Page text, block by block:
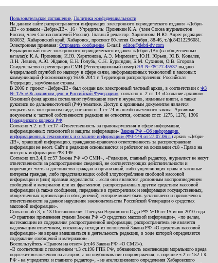
Пользовательское соглашение Политика конфиденциальности
На данном сайте распространяется информация электронного периодического издания «Дебри-
ДВ» со знаком «Дебри-ДВ». 16+ Учредитель: Пронякин К.А. (член Союза журналистов
России, член Союза писателей России). Главный редактор: Харитонова И.Ю. Адрес редакции:
680032, Хабаровский край, Хабаровск, проспект 60-летия Октября, 88-46, т./ф.84212296081.
Электронная приемная: Отправить сообщение . E-mail: editor@debri-dv.com
Редакционный совет электронного периодического издания «Дебри-ДВ» (на общественных
началах): К.А. Пронякин, И.Ю. Харитонова, А.Э. Мирмович, Ю.Н. Юрьев, Ю.В. Ковалев,
Л.Н. Левина, А.Ю. Жданов, Е.Н. Голубь, С.Н. Бурындин, Б.М. Сухинин, О.В. Егорова
Свидетельство о регистрации СМИ (Регистрационный номер) ЭЛ № ФС77-45537 выдано
Федеральной службой по надзору в сфере связи, информационных технологий и массовых
коммуникаций (Роскомнадзор) 16.06.2011 г. Территория распространения: Российская
Федерация, зарубежные страны.
В 2006 г. проект «Дебри-ДВ» был создан как электронный частный архив, в соответствии с ФЗ
№ 125 «Об архивном деле в Российской Федерации» , согласно п. 2 ст. 13 «Создание архивов».
Основной фонд архива составляют публикации газет и журналов, изданные книги, а также
рукописи по дальневосточной (РФ) тематике. Доступ к архивным документам является
открытым в электронном виде, согласно п. 1 ст. 24 вышеобозначенного закона. Архивные
документы к частной собственности редакции не относятся, согласно ст.ст. 1275, 1276, 1306
Гражданского кодекса РФ
Согласно ч.2. п.3. ст.17 «Ответственность за правонарушения в сфере информации,
информационных технологий и защиты информации» Закона РФ «Об информации,
информационных технологиях и о защите информации» (ФЗ-149 от 27.07.06 г.) архив «Дебри-
ДВ», хранящий информацию, гражданско-правовую ответственность за распространение
информации не несет. Сайт и редакция основываются и работают на основании ст.8 «Право на
доступ к информации» ФЗ-149.
Согласно пп.3,4,6 ст.57 Закона РФ «О СМИ», «Редакция, главный редактор, журналист не несут
ответственности за распространение сведений, не соответствующих действительности и
порочащих честь и достоинство граждан и организаций, либо ущемляющих права и законные
интересы граждан, либо представляющих собой злоупотребление свободой массовой
информации и (или) правами журналиста: ...если они являются дословным воспроизведением
сообщений и материалов или их фрагментов, распространенных другим средством массовой
информации (а также сообщения, переданные в пресс-релизах и информация государственных,
общественных организаций и объединений), которое может быть установлено и привлечено к
ответственности за данное нарушение законодательства Российской Федерации о средствах
массовой информации».
Согласно абз.3, п.13 Постановления Пленума Верховного Суда РФ №16 от 15 июня 2010 года
«О практике применения судами Закона РФ «О средствах массовой информации», «по делам,
вытекающим из содержания распространенной информации, распространитель не является
надлежащим ответчиком, поскольку исходя из положений Закона РФ «О средствах массовой
информации» не вправе вмешиваться в деятельность редакции, в ходе которой определяется
содержание сообщений и материалов».
Воспользуйтесь «Правом на ответ» (ст.46 Закона РФ «О СМИ»).
«В соответствии с положением ч.3 ст.196 ГПК РФ, обязанность компенсации морального вреда
подлежит возложению на авторов, а по опубликованию опровержения, в порядке ч.2 ст.152 ГК
РФ - на учредителя и главного редактор», - из апелляционного определения Хабаровского